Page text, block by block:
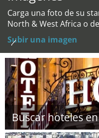
Carga una foto de su
North & West Africa o
Subir una imagen
Buscar hoteles